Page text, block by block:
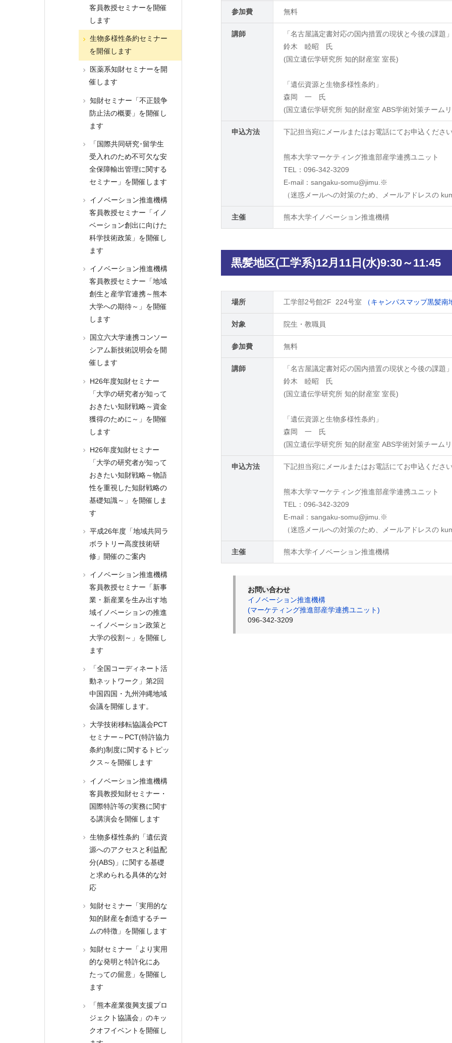
参加費 無料
講師
「名古屋議定書対応の国内措置の現状と今後の課題」
鈴木 睦昭 氏
(国立遺伝学研究所 知的財産室 室長)
「遺伝資源と生物多様性条約」
森岡 一 氏
(国立遺伝学研究所 知的財産室 ABS学術対策チーム
申込方法 下記担当宛にメールまたはお電話にてお申込ください
熊本大学マーケティング推進部産学連携ユニット
TEL：096-342-3209
E-mail：sangaku-somu@jimu.※
（迷惑メールへの対策のため、メールアドレスの
主催 熊本大学イノベーション推進機構
黒髪地区(工学系)12月11日(水)9:30～11:45
場所 工学部2号館2F 224号室 （キャンパスマップ黒髪南
対象 院生・教職員
参加費 無料
講師
「名古屋議定書対応の国内措置の現状と今後の課題」
鈴木 睦昭 氏
(国立遺伝学研究所 知的財産室 室長)
「遺伝資源と生物多様性条約」
森岡 一 氏
(国立遺伝学研究所 知的財産室 ABS学術対策チーム
申込方法 下記担当宛にメールまたはお電話にてお申込ください
熊本大学マーケティング推進部産学連携ユニット
TEL：096-342-3209
E-mail：sangaku-somu@jimu.※
（迷惑メールへの対策のため、メールアドレスの
主催 熊本大学イノベーション推進機構
お問い合わせ
イノベーション推進機構
(マーケティング推進部産学連携ユニット)
096-342-3209
客員教授セミナーを開催
します
生物多様性条約セミナー
を開催します
医薬系知財セミナーを開
催します
知財セミナー「不正競争
防止法の概要」を開催し
ます
「国際共同研究･留学生
受入れのため不可欠な安
全保障輸出管理に関する
セミナー」を開催します
イノベーション推進機構
客員教授セミナー「イノ
ベーション創出に向けた
科学技術政策」を開催し
ます
イノベーション推進機構
客員教授セミナー「地域
創生と産学官連携～熊本
大学への期待～」を開催
します
国立六大学連携コンソー
シアム新技術説明会を開
催します
H26年度知財セミナー
「大学の研究者が知って
おきたい知財戦略～資金
獲得のために～」を開催
します
H26年度知財セミナー
「大学の研究者が知って
おきたい知財戦略～物語
性を重視した知財戦略の
基礎知識～」を開催しま
す
平成26年度「地域共同ラ
ボラトリー高度技術研
修」開催のご案内
イノベーション推進機構
客員教授セミナー「新事
業・新産業を生み出す地
域イノベーションの推進
～イノベーション政策と
大学の役割～」を開催し
ます
「全国コーディネート活
動ネットワーク」第2回
中国四国・九州沖縄地域
会議を開催します。
大学技術移転協議会PCT
セミナー～PCT(特許協力
条約)制度に関するトピッ
クス～を開催します
イノベーション推進機構
客員教授知財セミナー・
国際特許等の実務に関す
る講演会を開催します
生物多様性条約「遺伝資
源へのアクセスと利益配
分(ABS)」に関する基礎
と求められる具体的な対
応
知財セミナー「実用的な
知的財産を創造するチー
ムの特徴」を開催します
知財セミナー「より実用
的な発明と特許化にあ
たっての留意」を開催し
ます
「熊本産業復興支援プロ
ジェクト協議会」のキッ
クオフイベントを開催し